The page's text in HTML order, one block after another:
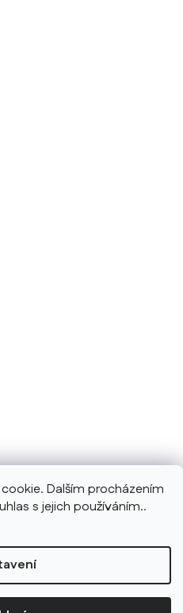
Dalším procházením
s jejich používáním..